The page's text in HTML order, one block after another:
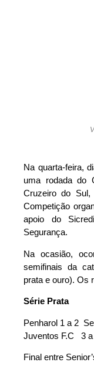
Na quarta-feira,
uma rodada do
Cruzeiro do Sul,
Competição
apoio do
Segurança.
Na ocasião,
semifinais da
prata e ouro). Os
Série Prata
Penharol 1 a 2
Juventos F.C 3 a
Final entre